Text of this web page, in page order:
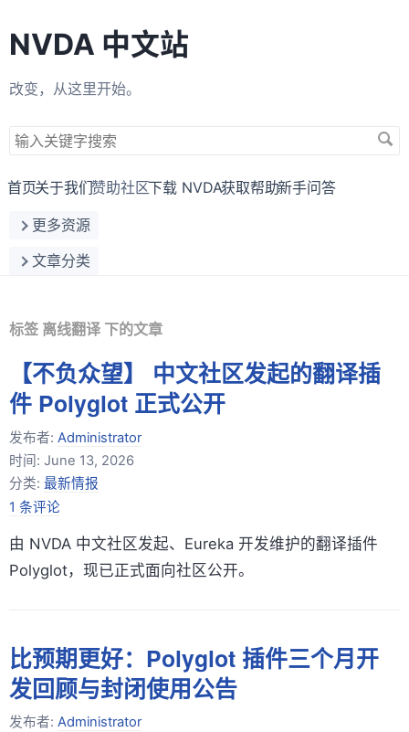
NVDA 中文站
改变，从这里开始。
搜
关
字
首页关于我们赞助社区下载 NVDA获取帮助新手问答
更多资源
文章分类
标签 离线翻译 下的文章
【不负众望】 中文社区发起的翻译插
件 Polyglot 正式公开
发布者: Administrator
时间: June 13, 2026
分类: 最新情报
1 条评论
由 NVDA 中文社区发起、Eureka 开发维护的翻译插件
Polyglot，现已正式面向社区公开。
比预期更好：Polyglot 插件三个月开
发回顾与封闭使用公告
发布者: Administrator